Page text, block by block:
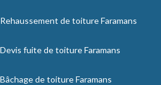
Rehaussement de toiture Faramans
Devis fuite de toiture Faramans
Bâchage de toiture Faramans